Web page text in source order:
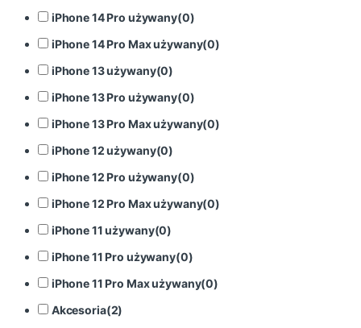
iPhone 14 Pro używany(0)
iPhone 14 Pro Max używany(0)
iPhone 13 używany(0)
iPhone 13 Pro używany(0)
iPhone 13 Pro Max używany(0)
iPhone 12 używany(0)
iPhone 12 Pro używany(0)
iPhone 12 Pro Max używany(0)
iPhone 11 używany(0)
iPhone 11 Pro używany(0)
iPhone 11 Pro Max używany(0)
Akcesoria(2)